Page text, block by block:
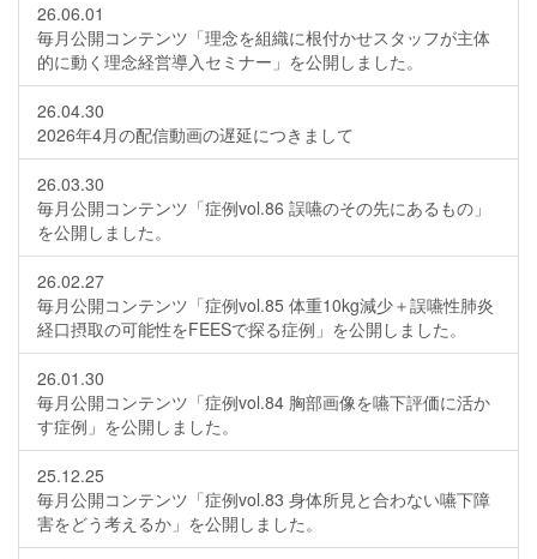
26.06.01
毎月公開コンテンツ「理念を組織に根付かせスタッフが主体
的に動く理念経営導入セミナー」を公開しました。
26.04.30
2026年4月の配信動画の遅延につきまして
26.03.30
毎月公開コンテンツ「症例vol.86 誤嚥のその先にあるもの」
を公開しました。
26.02.27
毎月公開コンテンツ「症例vol.85 体重10kg減少＋誤嚥性肺炎
経口摂取の可能性をFEESで探る症例」を公開しました。
26.01.30
毎月公開コンテンツ「症例vol.84 胸部画像を嚥下評価に活か
す症例」を公開しました。
25.12.25
毎月公開コンテンツ「症例vol.83 身体所見と合わない嚥下障
害をどう考えるか」を公開しました。